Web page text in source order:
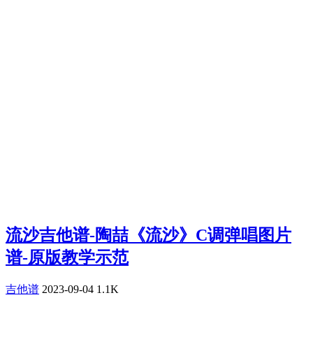
流沙吉他谱-陶喆《流沙》C调弹唱图片
谱-原版教学示范
吉他谱 2023-09-04 1.1K